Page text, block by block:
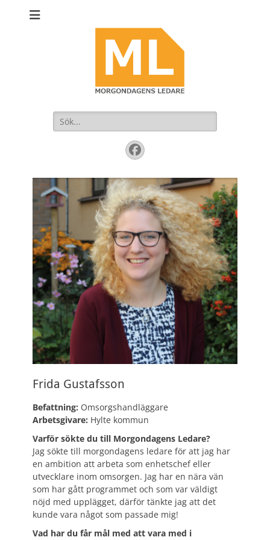
Sök
efter:
Facebook
Frida Gustafsson
Befattning: Omsorgshandläggare
Arbetsgivare: Hylte kommun
Varför sökte du till Morgondagens Ledare?
Jag sökte till morgondagens ledare för att jag har
en ambition att arbeta som enhetschef eller
utvecklare inom omsorgen. Jag har en nära vän
som har gått programmet och som var väldigt
nöjd med upplägget, därför tänkte jag att det
kunde vara något som passade mig!
Vad har du får mål med att vara med i